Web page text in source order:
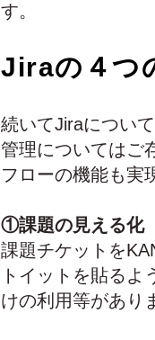
す。
Jiraの４つ
続いてJiraについ
管理についてはご
フローの機能も実
①課題の見える化
課題チケットを
トイットを貼る
けの利用等があり